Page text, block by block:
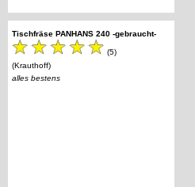
Tischfräse PANHANS 240 -gebraucht-
(5)
(Krauthoff)
alles bestens